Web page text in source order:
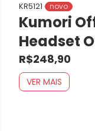
KR5121 novo
Kumori
Headset
R$248,90
VER MAIS